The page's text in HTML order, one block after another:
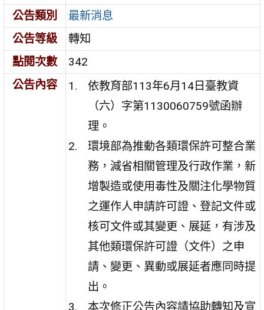
公告類別
最新消息
公告等級
轉知
點閱次數
342
公告內容
依教育部113年6月14日臺教資
（六）字第1130060759號函辦
理。
環境部為推動各類環保許可整合業
務，減省相關管理及行政作業，新
增製造或使用毒性及關注化學物質
之運作人申請許可證、登記文件或
核可文件或其變更、展延，有涉及
其他類環保許可證（文件）之申
請、變更、異動或展延者應同時提
出。
本次修正公告內容請協助轉知及宣